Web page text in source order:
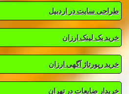
طراحی سایت در اردبیل
خرید بک لینک ارزان
خرید رپورتاژ آگهی ارزان
خریدار ضایعات در تهران